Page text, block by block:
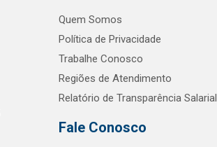
Quem Somos
Política de Privacidade
Trabalhe Conosco
Regiões de Atendimento
Relatório de Transparência Salarial
Fale Conosco